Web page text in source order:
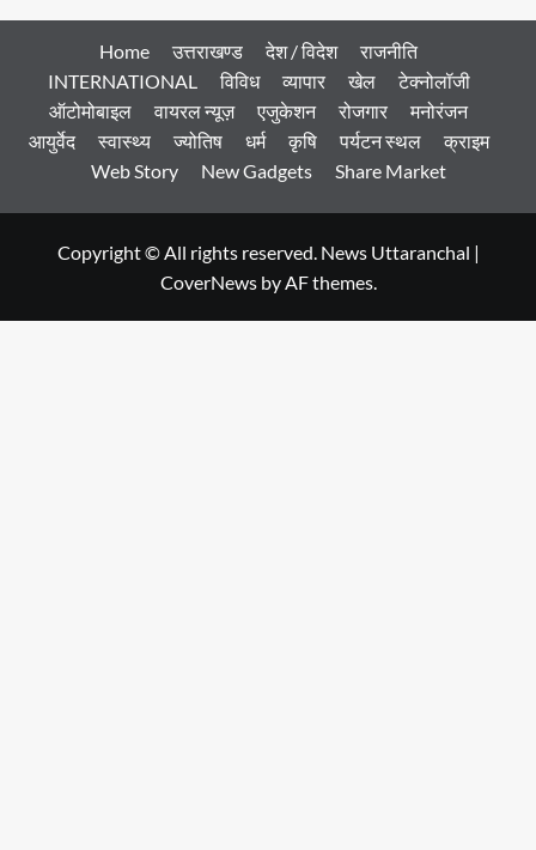
Home उत्तराखण्ड देश / विदेश
राजनीति
INTERNATIONAL
विविध व्यापार खेल
टेक्नोलॉजी
ऑटोमोबाइल
वायरल न्यूज़ एजुकेशन रोजगार
मनोरंजन
आयुर्वेद
स्वास्थ्य ज्योतिष धर्म कृषि पर्यटन स्थल
क्राइम
Web Story
New Gadgets Share Market
Copyright © All rights reserved. News Uttaranchal |
CoverNewsby AF themes.